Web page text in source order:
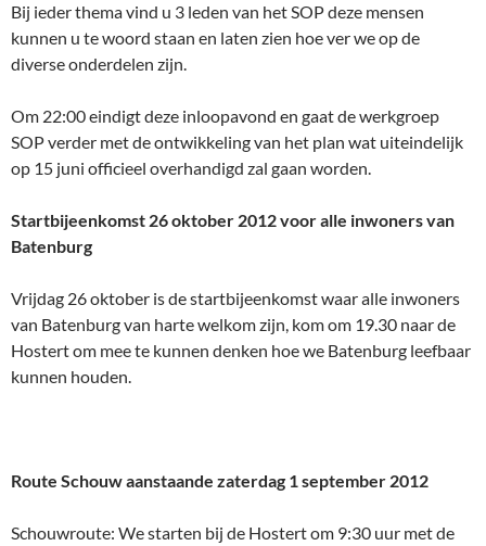
Bij ieder thema vind u 3 leden van het SOP deze mensen
kunnen u te woord staan en laten zien hoe ver we op de
diverse onderdelen zijn.
Om 22:00 eindigt deze inloopavond en gaat de werkgroep
SOP verder met de ontwikkeling van het plan wat uiteindelijk
op 15 juni officieel overhandigd zal gaan worden.
Startbijeenkomst 26 oktober 2012 voor alle inwoners van
Batenburg
Vrijdag 26 oktober is de startbijeenkomst waar alle inwoners
van Batenburg van harte welkom zijn, kom om 19.30 naar de
Hostert om mee te kunnen denken hoe we Batenburg leefbaar
kunnen houden.
Route Schouw aanstaande zaterdag 1 september 2012
Schouwroute: We starten bij de Hostert om 9:30 uur met de